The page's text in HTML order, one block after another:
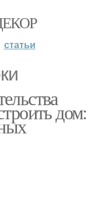
статьи
дом: